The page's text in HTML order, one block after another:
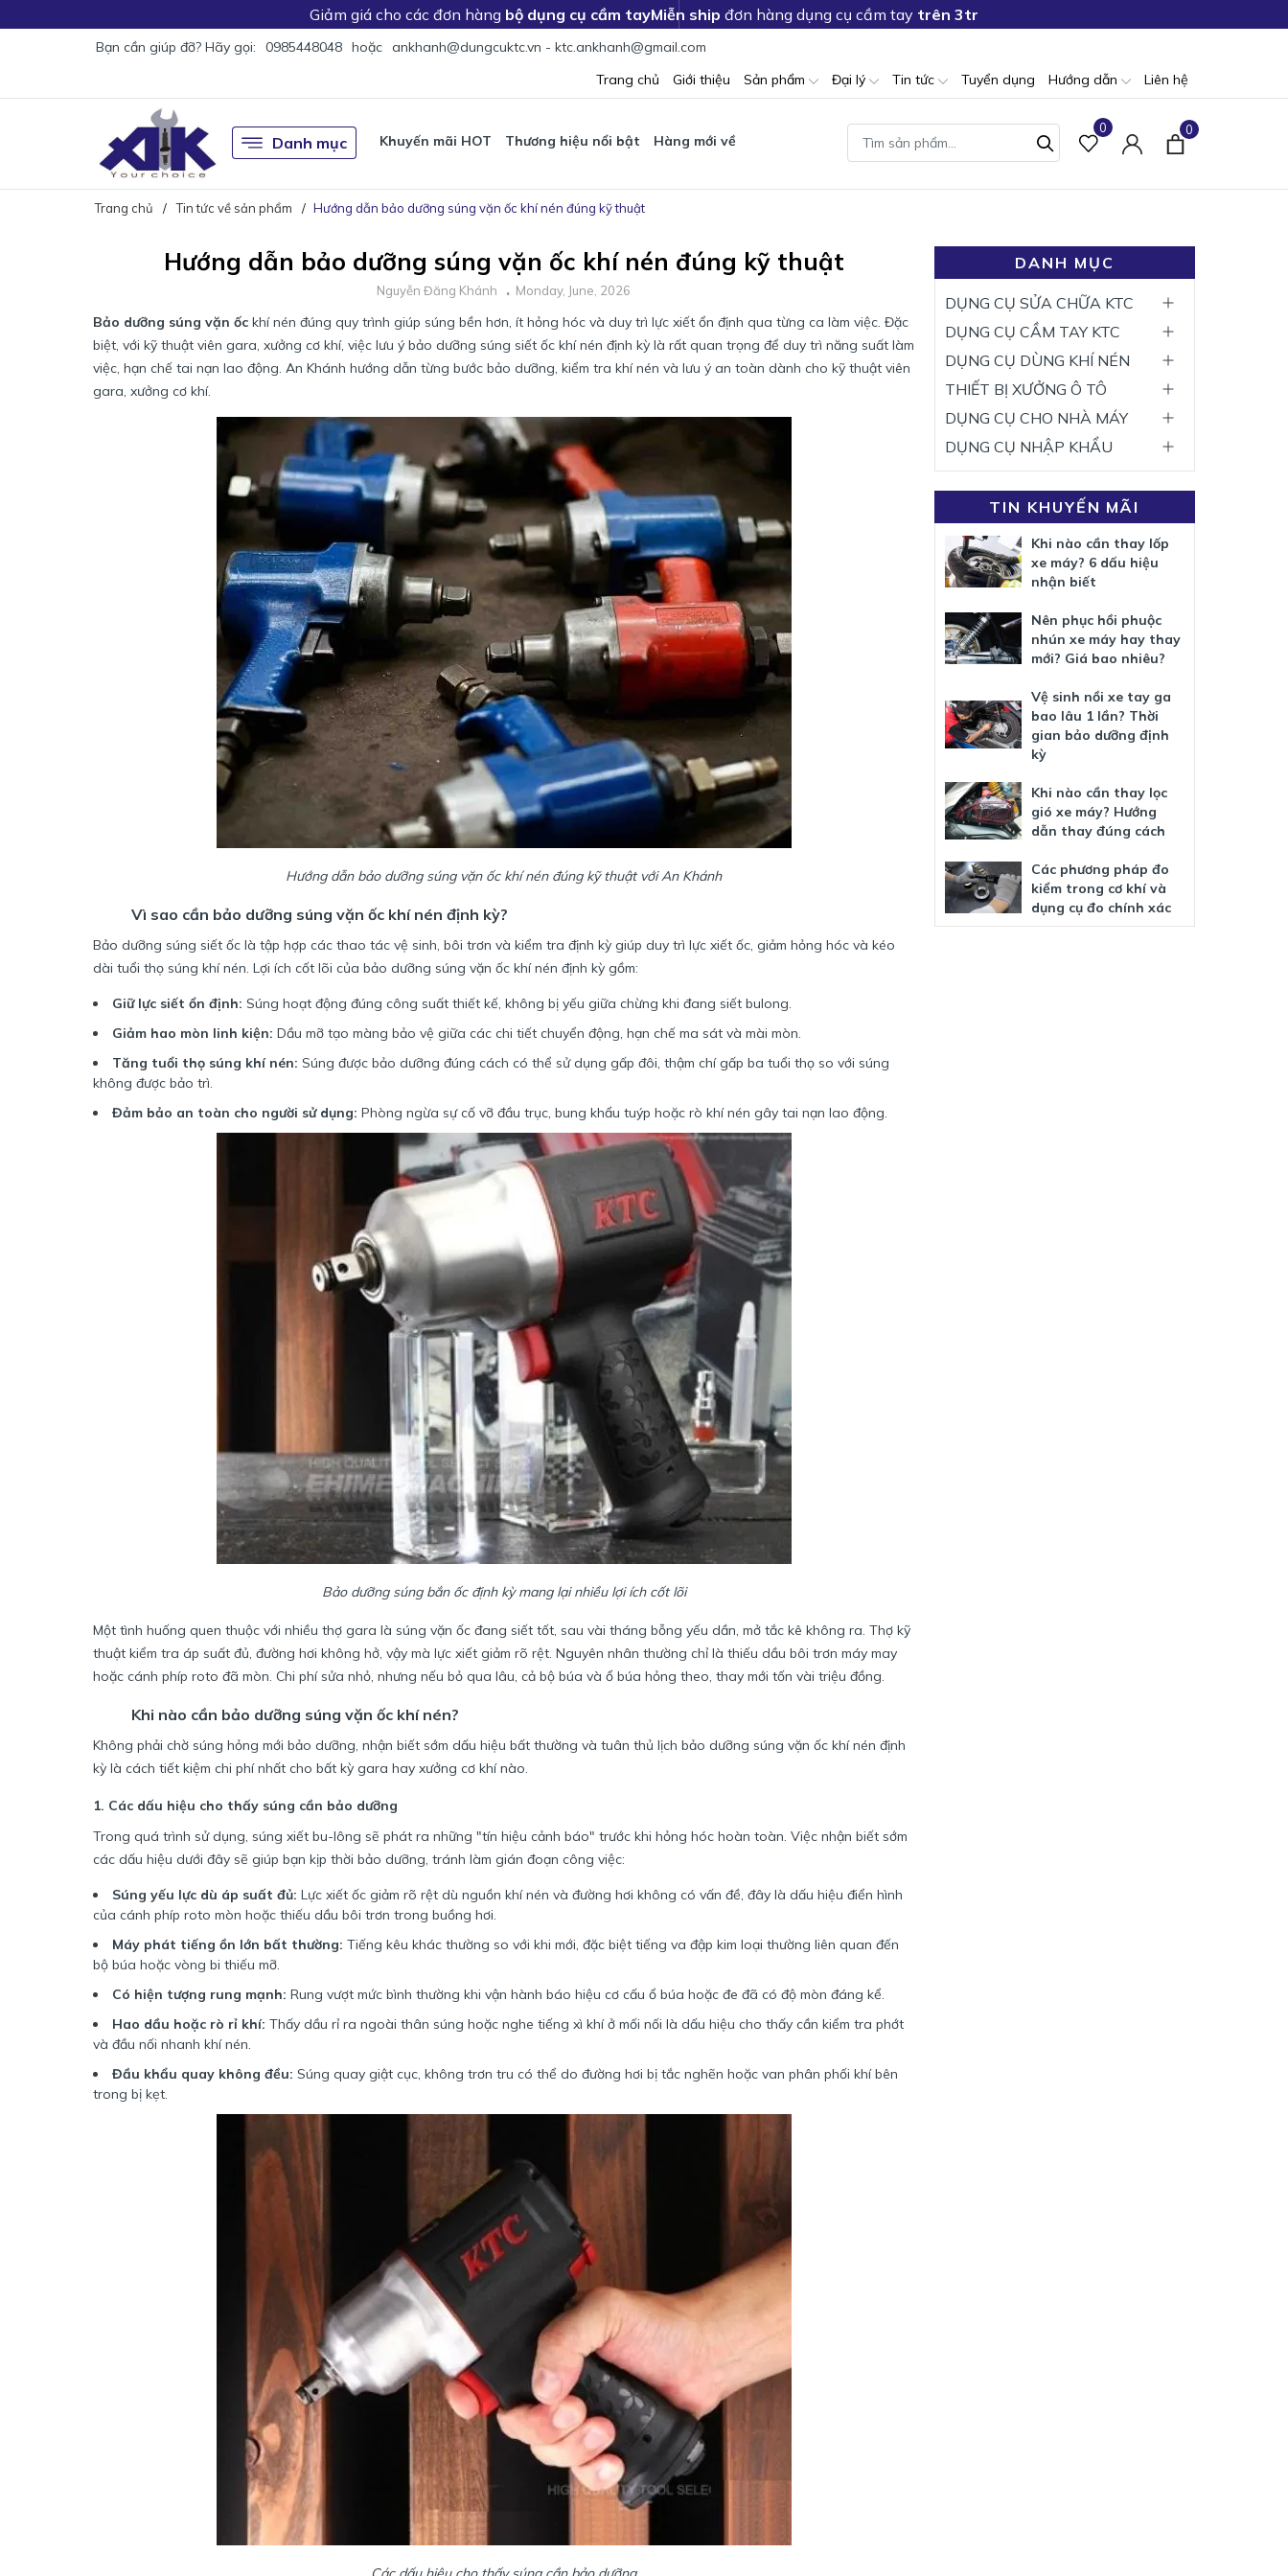
Giảm giá cho các đơn hàng bộ dụng cụ cầm tayMiễn ship đơn hàng dụng cụ cầm tay trên 3tr
Bạn cần giúp đỡ? Hãy gọi: 0985448048 hoặc ankhanh@dungcuktc.vn - ktc.ankhanh@gmail.com
Trang chủ
Giới thiệu Sản phẩm Đại lý Tin tức Tuyển dụng Hướng dẫn Liên hệ
Danh mục Khuyến mãi HOT Thương hiệu nổi bật Hàng mới về
0 0
Trang chủ Tin tức về sản phẩm Hướng dẫn bảo dưỡng súng vặn ốc khí nén đúng kỹ thuật
Hướng dẫn bảo dưỡng súng vặn ốc khí nén đúng kỹ thuật
Nguyễn Đăng Khánh Monday, June, 2026
Bảo dưỡng súng vặn ốc khí nén đúng quy trình giúp súng bền hơn, ít hỏng hóc và duy trì lực xiết ổn định qua từng ca làm việc. Đặc
biệt, với kỹ thuật viên gara, xưởng cơ khí, việc lưu ý bảo dưỡng súng siết ốc khí nén định kỳ là rất quan trọng để duy trì năng suất làm
việc, hạn chế tai nạn lao động. An Khánh hướng dẫn từng bước bảo dưỡng, kiểm tra khí nén và lưu ý an toàn dành cho kỹ thuật viên
gara, xưởng cơ khí.
Hướng dẫn bảo dưỡng súng vặn ốc khí nén đúng kỹ thuật với An Khánh
Vì sao cần bảo dưỡng súng vặn ốc khí nén định kỳ?
Bảo dưỡng súng siết ốc là tập hợp các thao tác vệ sinh, bôi trơn và kiểm tra định kỳ giúp duy trì lực xiết ốc, giảm hỏng hóc và kéo
dài tuổi thọ súng khí nén. Lợi ích cốt lõi của bảo dưỡng súng vặn ốc khí nén định kỳ gồm:
Giữ lực siết ổn định: Súng hoạt động đúng công suất thiết kế, không bị yếu giữa chừng khi đang siết bulong.
Giảm hao mòn linh kiện: Dầu mỡ tạo màng bảo vệ giữa các chi tiết chuyển động, hạn chế ma sát và mài mòn.
Tăng tuổi thọ súng khí nén: Súng được bảo dưỡng đúng cách có thể sử dụng gấp đôi, thậm chí gấp ba tuổi thọ so với súng
không được bảo trì.
Đảm bảo an toàn cho người sử dụng: Phòng ngừa sự cố vỡ đầu trục, bung khẩu tuýp hoặc rò khí nén gây tai nạn lao động.
Bảo dưỡng súng bắn ốc định kỳ mang lại nhiều lợi ích cốt lõi
Một tình huống quen thuộc với nhiều thợ gara là súng vặn ốc đang siết tốt, sau vài tháng bỗng yếu dần, mở tắc kê không ra. Thợ kỹ
thuật kiểm tra áp suất đủ, đường hơi không hở, vậy mà lực xiết giảm rõ rệt. Nguyên nhân thường chỉ là thiếu dầu bôi trơn máy may
hoặc cánh phíp roto đã mòn. Chi phí sửa nhỏ, nhưng nếu bỏ qua lâu, cả bộ búa và ổ búa hỏng theo, thay mới tốn vài triệu đồng.
Khi nào cần bảo dưỡng súng vặn ốc khí nén?
Không phải chờ súng hỏng mới bảo dưỡng, nhận biết sớm dấu hiệu bất thường và tuân thủ lịch bảo dưỡng súng vặn ốc khí nén định
kỳ là cách tiết kiệm chi phí nhất cho bất kỳ gara hay xưởng cơ khí nào.
1. Các dấu hiệu cho thấy súng cần bảo dưỡng
Trong quá trình sử dụng, súng xiết bu-lông sẽ phát ra những "tín hiệu cảnh báo" trước khi hỏng hóc hoàn toàn. Việc nhận biết sớm
các dấu hiệu dưới đây sẽ giúp bạn kịp thời bảo dưỡng, tránh làm gián đoạn công việc:
Súng yếu lực dù áp suất đủ: Lực xiết ốc giảm rõ rệt dù nguồn khí nén và đường hơi không có vấn đề, đây là dấu hiệu điển hình
của cánh phíp roto mòn hoặc thiếu dầu bôi trơn trong buồng hơi.
Máy phát tiếng ồn lớn bất thường: Tiếng kêu khác thường so với khi mới, đặc biệt tiếng va đập kim loại thường liên quan đến
bộ búa hoặc vòng bi thiếu mỡ.
Có hiện tượng rung mạnh: Rung vượt mức bình thường khi vận hành báo hiệu cơ cấu ổ búa hoặc đe đã có độ mòn đáng kể.
Hao dầu hoặc rò rỉ khí: Thấy dầu rỉ ra ngoài thân súng hoặc nghe tiếng xì khí ở mối nối là dấu hiệu cho thấy cần kiểm tra phớt
và đầu nối nhanh khí nén.
Đầu khẩu quay không đều: Súng quay giật cục, không trơn tru có thể do đường hơi bị tắc nghẽn hoặc van phân phối khí bên
trong bị kẹt.
DANH MỤC
DỤNG CỤ SỬA CHỮA KTC
DỤNG CỤ CẦM TAY KTC
DỤNG CỤ DÙNG KHÍ NÉN
THIẾT BỊ XƯỞNG Ô TÔ
DỤNG CỤ CHO NHÀ MÁY
DỤNG CỤ NHẬP KHẨU
TIN KHUYẾN MÃI
Khi nào cần thay lốp
xe máy? 6 dấu hiệu
nhận biết
Nên phục hồi phuộc
nhún xe máy hay thay
mới? Giá bao nhiêu?
Vệ sinh nồi xe tay ga
bao lâu 1 lần? Thời
gian bảo dưỡng định
kỳ
Khi nào cần thay lọc
gió xe máy? Hướng
dẫn thay đúng cách
Các phương pháp đo
kiểm trong cơ khí và
dụng cụ đo chính xác